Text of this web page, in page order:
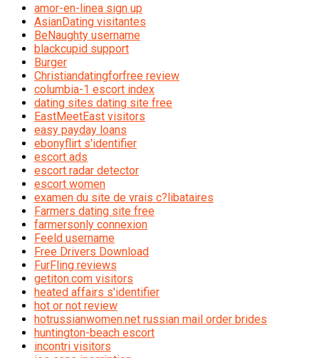
amor-en-linea sign up
AsianDating visitantes
BeNaughty username
blackcupid support
Burger
Christiandatingforfree review
columbia-1 escort index
dating sites dating site free
EastMeetEast visitors
easy payday loans
ebonyflirt s'identifier
escort ads
escort radar detector
escort women
examen du site de vrais c?libataires
Farmers dating site free
farmersonly connexion
Feeld username
Free Drivers Download
FurFling reviews
getiton.com visitors
heated affairs s'identifier
hot or not review
hotrussianwomen.net russian mail order brides
huntington-beach escort
incontri visitors